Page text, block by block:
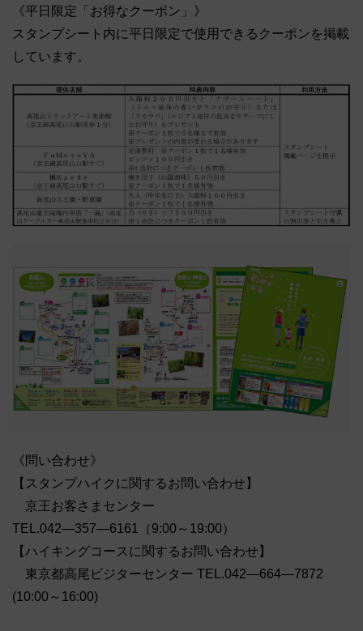
《平日限定「お得なクーポン」》
スタンプシート内に平日限定で使用できるクーポンを掲載
しています。
《問い合わせ》
【スタンプハイクに関するお問い合わせ】
京王お客さまセンター
TEL.042―357―6161（9:00～19:00）
【ハイキングコースに関するお問い合わせ】
東京都高尾ビジターセンター TEL.042―664―7872
(10:00～16:00)